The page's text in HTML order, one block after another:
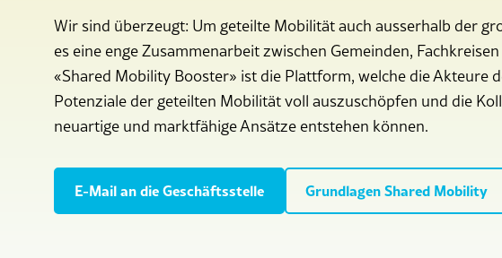
Partnerkanton werden
Wir sind überzeugt: Um geteilte Mobilität auch ausserhalb der
es eine enge Zusammenarbeit zwischen Gemeinden,
«Shared Mobility Booster» ist die Plattform, welche die Akteure
Potenziale der geteilten Mobilität voll auszuschöpfen und die
neuartige und marktfähige Ansätze entstehen können.
E-Mail an die Geschäftsstelle Grundlagen Shared Mobility